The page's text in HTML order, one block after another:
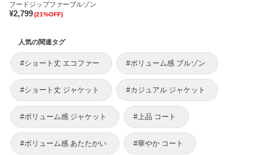
フードジップファーブルゾン
¥2,799(21%OFF)
人気の関連タグ
#ショート丈 エコファー #ボリューム感 ブルゾン
#ショート丈 ジャケット #カジュアル ジャケット
#ボリューム感 ジャケット #上品 コート
#ボリューム感 あたたかい #華やか コート